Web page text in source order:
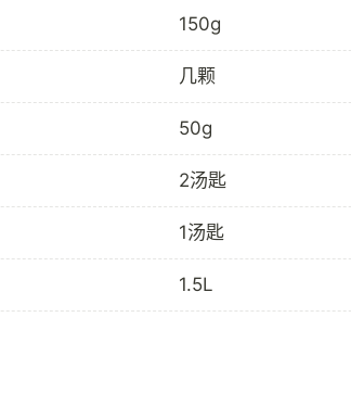
150g
几颗
50g
2汤匙
1汤匙
1.5L